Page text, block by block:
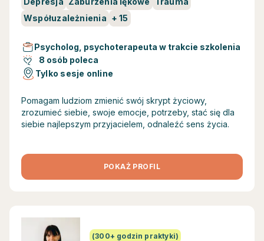
Współuzależnienia +15
Psycholog, psychoterapeuta w trakcie szkolenia
8 osób poleca
Tylko sesje online
Pomagam ludziom zmienić swój skrypt życiowy,
zrozumieć siebie, swoje emocje, potrzeby, stać się dla
siebie najlepszym przyjacielem, odnaleźć sens życia.
POKAŻ PROFIL
(300+ godzin praktyki)